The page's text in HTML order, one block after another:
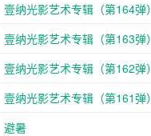
壹纳光影艺术专辑（第164弹）
壹纳光影艺术专辑（第163弹）
壹纳光影艺术专辑（第162弹）
壹纳光影艺术专辑（第161弹）
避暑